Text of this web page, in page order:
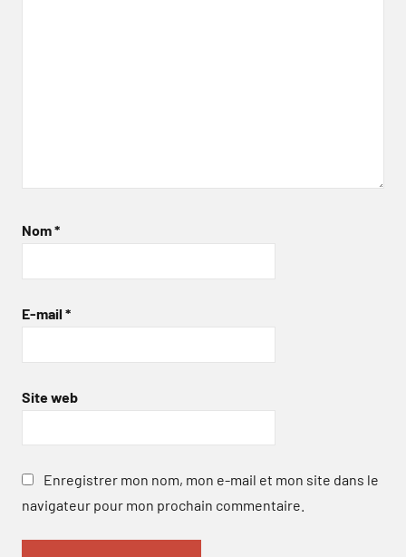
Nom*
E-mail *
Site web
Enregistrer mon nom, mon e-mail et mon site dans le
navigateur pour mon prochain commentaire.